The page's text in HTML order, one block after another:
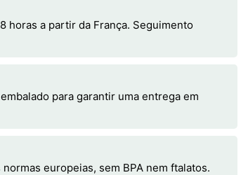
horas a partir da França. Seguimento
para garantir uma entrega em
europeias, sem BPA nem ftalatos.